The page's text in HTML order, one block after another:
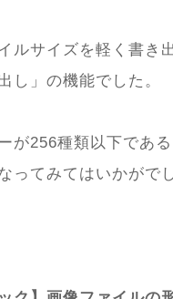
ルサイズを軽く書き
し」の機能でした。
が256種類以下であ
ってみてはいかがで